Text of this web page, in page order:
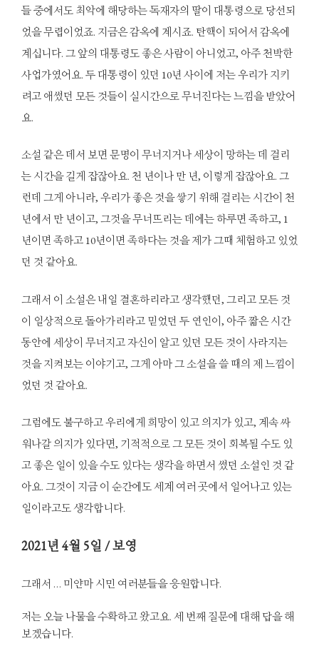
들 중에서도 최악에 해당하는 독재자의 딸이 대통령으로 당선되
었을 무렵이었죠. 지금은 감옥에 계시죠. 탄핵이 되어서 감옥에
계십니다. 그 앞의 대통령도 좋은 사람이 아니었고, 아주 천박한
사업가였어요. 두 대통령이 있던 10년 사이에 저는 우리가 지키
려고 애썼던 모든 것들이 실시간으로 무너진다는 느낌을 받았어
요.
소설 같은 데서 보면 문명이 무너지거나 세상이 망하는 데 걸리
는 시간을 길게 잡잖아요. 천 년이나 만 년, 이렇게 잡잖아요. 그
런데 그게 아니라, 우리가 좋은 것을 쌓기 위해 걸리는 시간이 천
년에서 만 년이고, 그것을 무너뜨리는 데에는 하루면 족하고, 1
년이면 족하고 10년이면 족하다는 것을 제가 그때 체험하고 있었
던 것 같아요.
그래서 이 소설은 내일 결혼하리라고 생각했던, 그리고 모든 것
이 일상적으로 돌아가리라고 믿었던 두 연인이, 아주 짧은 시간
동안에 세상이 무너지고 자신이 알고 있던 모든 것이 사라지는
것을 지켜보는 이야기고, 그게 아마 그 소설을 쓸 때의 제 느낌이
었던 것 같아요.
그럼에도 불구하고 우리에게 희망이 있고 의지가 있고, 계속 싸
워나갈 의지가 있다면, 기적적으로 그 모든 것이 회복될 수도 있
고 좋은 일이 있을 수도 있다는 생각을 하면서 썼던 소설인 것 같
아요. 그것이 지금 이 순간에도 세계 여러 곳에서 일어나고 있는
일이라고도 생각합니다.
2021년 4월 5일 / 보영
그래서 … 미얀마 시민 여러분들을 응원합니다.
저는 오늘 나물을 수확하고 왔고요. 세 번째 질문에 대해 답을 해
보겠습니다.